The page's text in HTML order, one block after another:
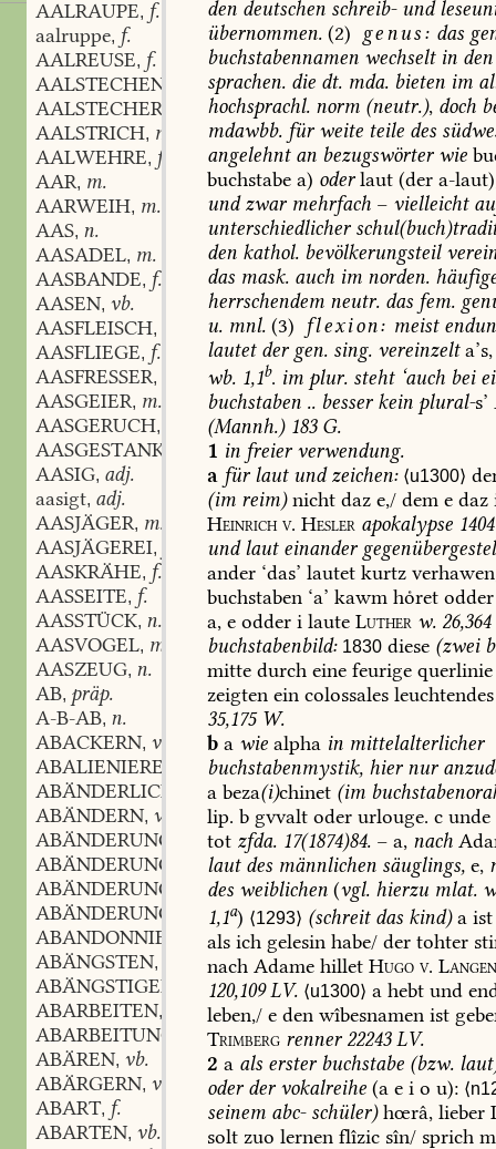
AALRAUPE, f.
aalruppe, f.
AALREUSE, f.
AALSTECHEN
AALSTECHER
AALSTRICH, m.
AALWEHRE, f.
AAR, m.
AARWEIH, m.
AAS, n.
AASADEL, m.
AASBANDE, f.
AASEN, vb.
AASFLEISCH,
AASFLIEGE, f.
AASFRESSER,
AASGEIER, m.
AASGERUCH,
AASGESTANK
AASIG, adj.
aasigt, adj.
AASJÄGER, m.
AASJÄGEREI,
AASKRÄHE, f.
AASSEITE, f.
AASSTÜCK, n.
AASVOGEL, m.
AASZEUG, n.
AB, präp.
A-B-AB, n.
ABACKERN, vb.
ABALIENIEREN
vb.
ABÄNDERLICH
adj.
ABÄNDERN, vb.
ABÄNDERUNG
ABÄNDERUNGSANTRAG, m.
ABÄNDERUNGSFÄHIG,adj.
ABÄNDERUNGSVORSCHLAG m.
ABANDONNIEREN
,vb.
ABÄNGSTEN,
ABÄNGSTIGEN
ABARBEITEN,
ABARBEITUNG
ABÄREN, vb.
ABÄRGERN, vb.
ABART, f.
ABARTEN, vb.
den deutschen schreib-und
übernommen. (2) genus: das
buchstabennamen wechseltin den
sprachen. die dt. mda. bieten im
hochsprachl. norm (neutr.), doch
mdawbb. fürweite teile des
angelehntan bezugswörterwie
buchstabe a) oderlaut (der a-
undzwarmehrfach – vielleicht
unterschiedlicherschul(buch)
den kathol. bevölkerungsteil
das mask. auch im norden.
herrschendem neutr. das fem.
u. mnl. (3) flexion: meist
lautetdergen. sing. vereinzelta’s,
wb. 1,1b. im plur. steht‘auch bei
buchstaben .. besserkein plural-s’
(Mannh.) 183G.
1 in freierverwendung.
a fürlautundzeichen: ⟨u1300⟩
(im reim)nicht daz e,/ dem e daz
Heinrichv. Hesler apokalypse 1404
undlauteinander
ander ‘das’ lautet kurtz
buchstaben ‘a’ kawm hoͤret odder
a, e odder i laute Luther w. 26,364
buchstabenbild: 1830 diese (zwei
mitte durch eine feurige querlinie
zeigten ein colossales leuchtendes
35,175W.
b a wie alpha in mittelalterlicher
buchstabenmystik, hiernur
a beza(i)chinet (im
lip. b gvvalt oder urlouge. c unde
tot zfda. 17(1874)84. – a, nach
lautdes männlichen säuglings, e,
des weiblichen (vgl. hierzu mlat.
1,1a) ⟨1293⟩ (schreitdas kind)a ist
als ich gelesin habe/ der tohter
nach Adame hillet Hugo v.
120,109LV. ⟨u1300⟩ a hebt und
leben,/ e den wîbesnamen ist
Trimberg renner22243LV.
2 a als ersterbuchstabe (bzw. laut
oderdervokalreihe (a e i o u):
seinem abc-schüler)hœrâ, lieber
solt zuo lernen flîzic sîn/ sprich